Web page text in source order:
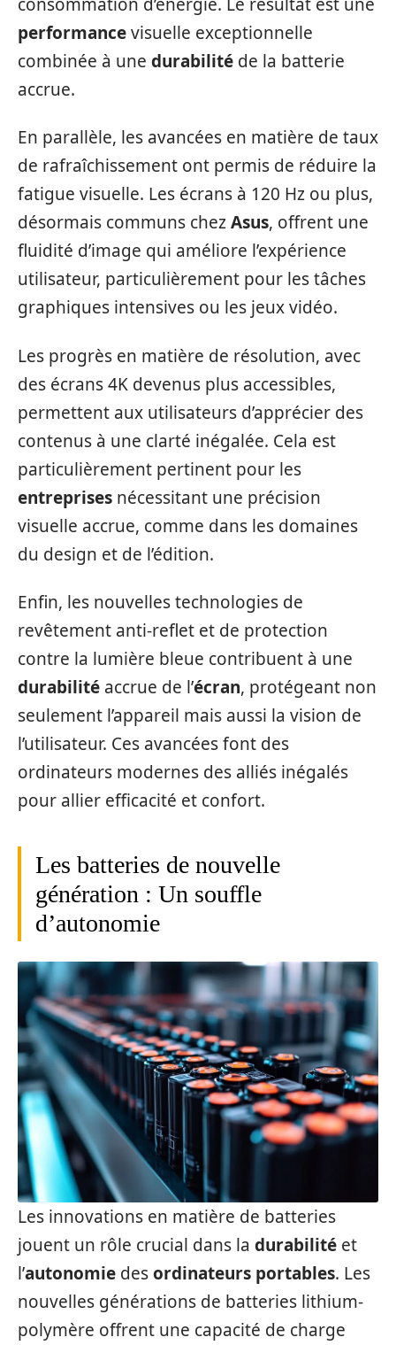
performancevisuelle exceptionnelle
combinée à une durabilité de la batterie
accrue.
En parallèle, les avancées en matière de taux
de rafraîchissement ont permis de réduire la
fatigue visuelle. Les écrans à 120 Hz ou plus,
désormais communs chezAsus, offrent une
fluidité d’image qui améliore l’expérience
utilisateur, particulièrement pour les tâches
graphiques intensives ou les jeux vidéo.
Les progrès en matière de résolution, avec
des écrans 4K devenus plus accessibles,
permettent aux utilisateurs d’apprécier des
contenus à une clarté inégalée. Cela est
particulièrement pertinent pour les
entreprises nécessitant une précision
visuelle accrue, comme dans les domaines
du design et de l’édition.
Enfin, les nouvelles technologies de
revêtement anti-reflet et de protection
contre la lumière bleue contribuent à une
durabilité accrue de l’écran, protégeant non
seulement l’appareil mais aussi la vision de
l’utilisateur. Ces avancées font des
ordinateurs modernes des alliés inégalés
pour allier efficacité et confort.
Les batteries de nouvelle
génération : Un souffle
d’autonomie
Les innovations en matière de batteries
jouent un rôle crucial dans la durabilité et
l’autonomie desordinateurs portables. Les
nouvelles générations de batteries lithium-
polymère offrent une capacité de charge